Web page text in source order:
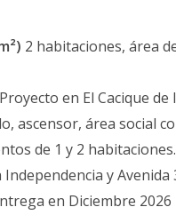
2 habitaciones, área
en El Cacique
ascensor, área social
de 1 y 2
Independencia y
en Diciembre 2026